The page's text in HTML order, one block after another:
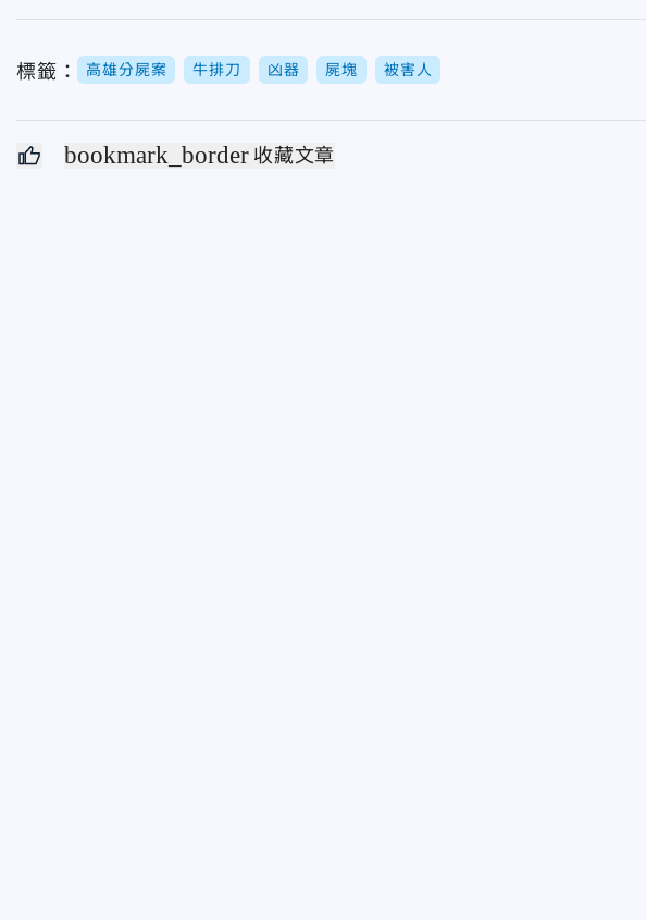
標籤： 高雄分屍案 牛排刀 凶器 屍塊 被害人
bookmark_border 收藏文章